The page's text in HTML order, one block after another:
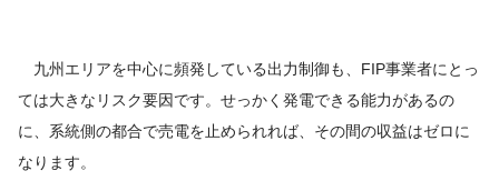
九州エリアを中心に頻発している出力制御も、FIP事業者にとっ
ては大きなリスク要因です。せっかく発電できる能力があるの
に、系統側の都合で売電を止められれば、その間の収益はゼロに
なります。